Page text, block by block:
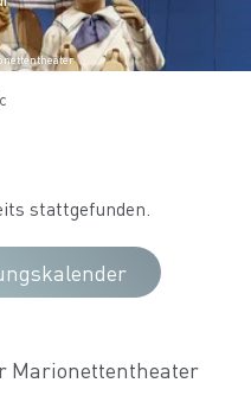
stattgefunden.
Marionettentheater